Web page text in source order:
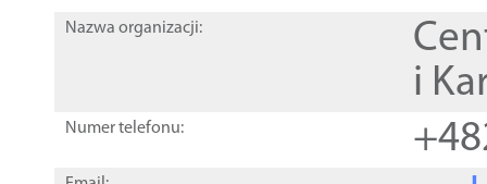
Nazwa organizacji:
i
Numer telefonu: